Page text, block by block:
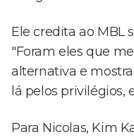
Ele credita ao MBL
"Foram eles que
alternativa e
lá pelos privilégios,
Para Nicolas, Kim